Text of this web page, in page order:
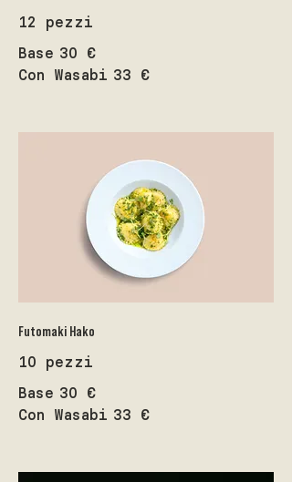
12 pezzi
Base 30 €
Con Wasabi 33 €
Futomaki Hako
10 pezzi
Base 30 €
Con Wasabi 33 €